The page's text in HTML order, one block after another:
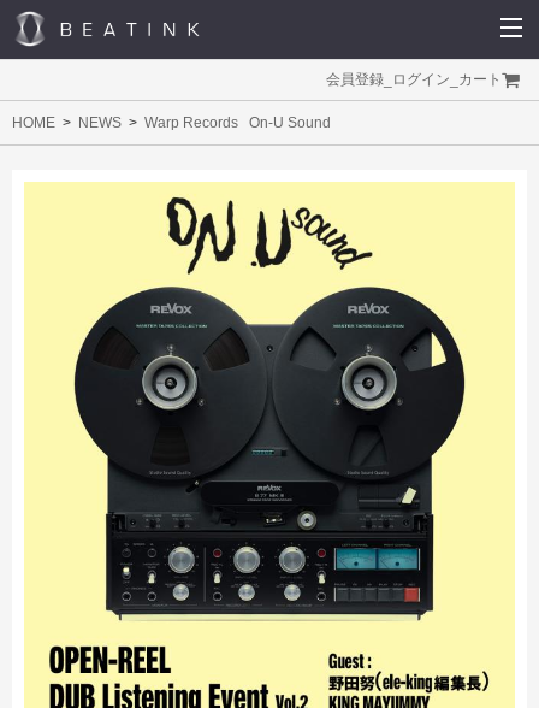
会員登録 ログイン カート
HOME NEWS Warp Records On-U Sound